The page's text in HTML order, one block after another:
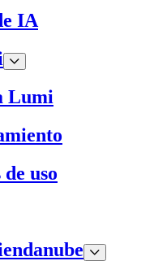
IA
Lumi
de uso